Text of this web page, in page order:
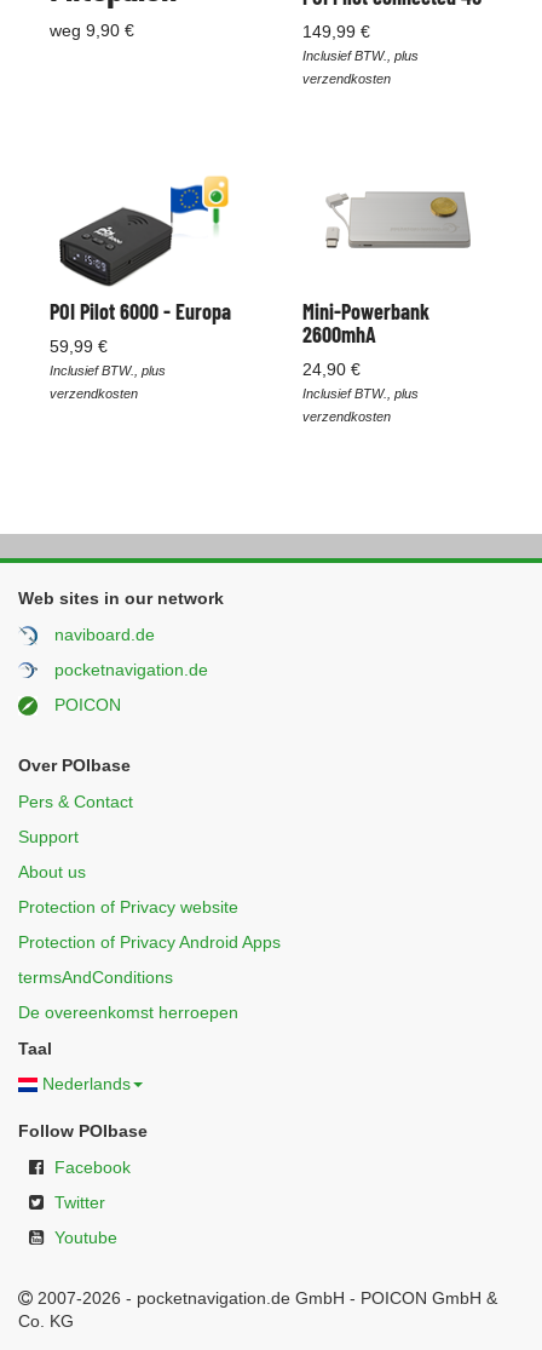
weg 9,90 € 149,99 €
Inclusief BTW., plus
verzendkosten
POI Pilot 6000 - Europa
59,99 €
Inclusief BTW., plus
verzendkosten
Mini-Powerbank
2600mhA
24,90 €
Inclusief BTW., plus
verzendkosten
Web sites in our network
naviboard.de
pocketnavigation.de
POICON
Over POIbase
Pers & Contact
Support
About us
Protection of Privacy website
Protection of Privacy Android Apps
termsAndConditions
De overeenkomst herroepen
Taal
Nederlands
Follow POIbase
Facebook
Twitter
Youtube
2007-2026 - pocketnavigation.de GmbH - POICON GmbH &
Co. KG